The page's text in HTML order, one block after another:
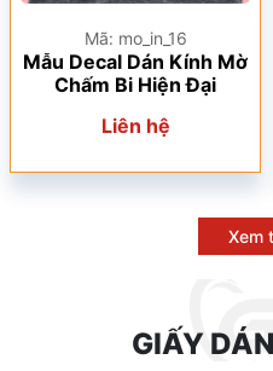
Mã: mo_in_16
Mẫu Decal Dán Kính Mờ
Chấm Bi Hiện Đại
Liên hệ
Xem
GIẤY